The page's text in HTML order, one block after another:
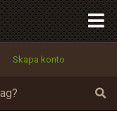
Skapa konto
Tillbaka till förstasidan